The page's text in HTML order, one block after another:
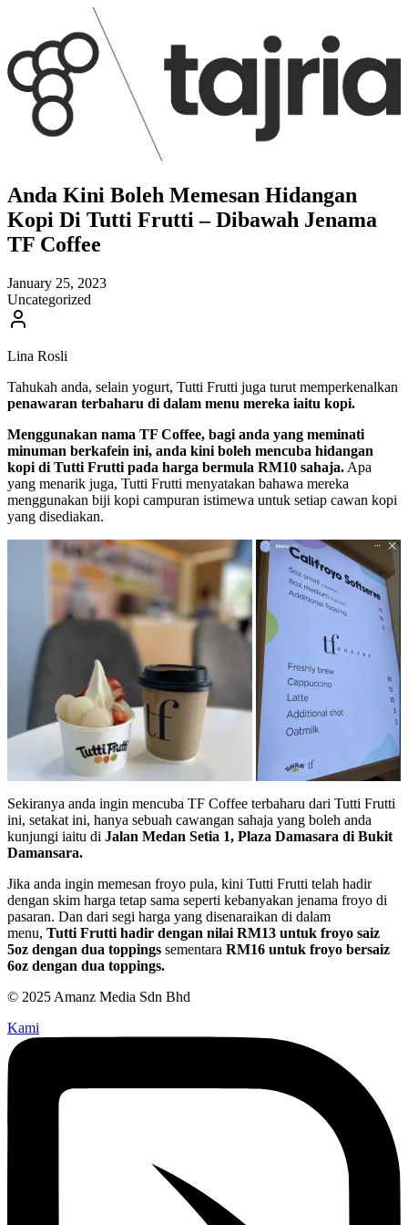
Anda Kini Boleh Memesan Hidangan
Kopi Di Tutti Frutti – Dibawah Jenama
TF Coffee
January 25, 2023
Uncategorized
Lina Rosli
Tahukah anda, selain yogurt, Tutti Frutti juga turut memperkenalkan
penawaran terbaharu di dalam menu mereka iaitu kopi.
Menggunakan nama TF Coffee, bagi anda yang meminati
minuman berkafein ini, anda kini boleh mencuba hidangan
kopi di Tutti Frutti pada harga bermula RM10 sahaja. Apa
yang menarik juga, Tutti Frutti menyatakan bahawa mereka
menggunakan biji kopi campuran istimewa untuk setiap cawan kopi
yang disediakan.
Sekiranya anda ingin mencuba TF Coffee terbaharu dari Tutti Frutti
ini, setakat ini, hanya sebuah cawangan sahaja yang boleh anda
kunjungi iaitu di Jalan Medan Setia 1, Plaza Damasara di Bukit
Damansara.
Jika anda ingin memesan froyo pula, kini Tutti Frutti telah hadir
dengan skim harga tetap sama seperti kebanyakan jenama froyo di
pasaran. Dan dari segi harga yang disenaraikan di dalam
menu, Tutti Frutti hadir dengan nilai RM13 untuk froyo saiz
5oz dengan dua toppings sementara RM16 untuk froyo bersaiz
6oz dengan dua toppings.
© 2025 Amanz Media Sdn Bhd
Kami